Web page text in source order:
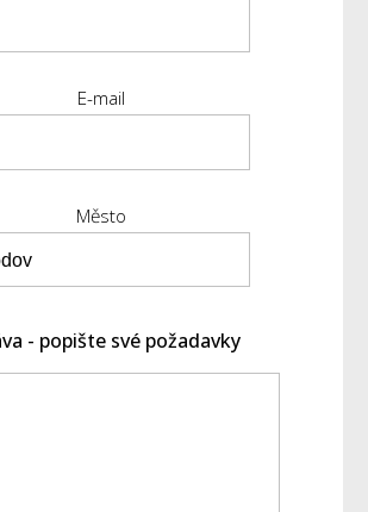
E-mail
Město
- popište své požadavky